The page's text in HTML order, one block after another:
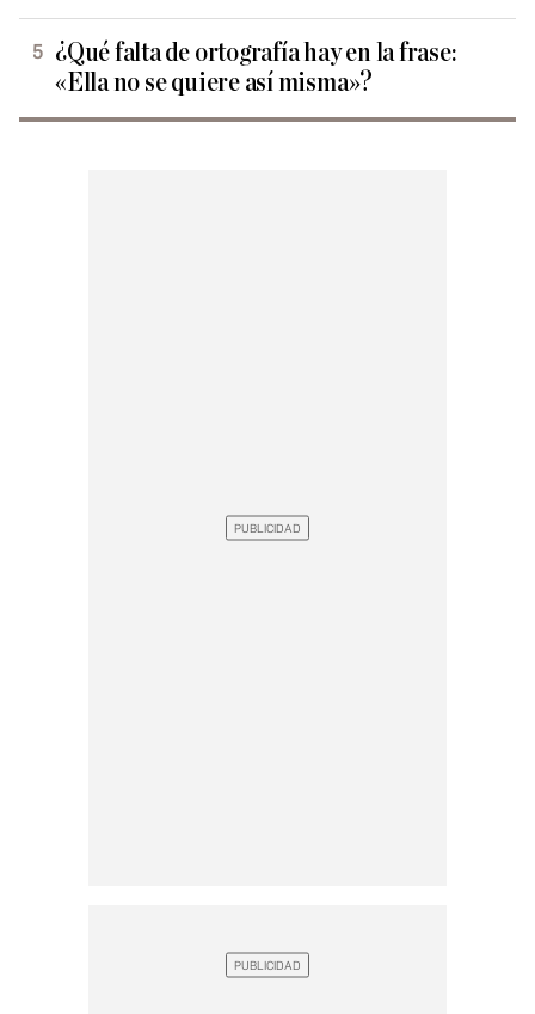
¿Qué falta de ortografía hay en la frase:
«Ella no se quiere así misma»?